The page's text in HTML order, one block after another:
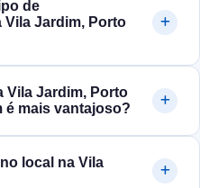
de
Jardim, Porto
Vila Jardim, Porto
é mais vantajoso?
local na Vila